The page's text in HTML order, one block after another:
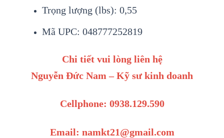
Trọng lượng (lbs): 0,55
Mã UPC: 048777252819
Chi tiết vui lòng liên hệ
Nguyễn Đức Nam – Kỹ sư kinh doanh
Cellphone: 0938.129.590
Email: namkt21@gmail.com